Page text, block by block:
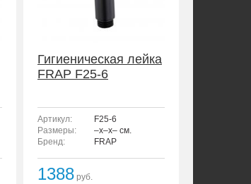
Гигиеническая лейка
FRAP F25-6
Артикул:
F25-6
Размеры:
–x–x– см.
Бренд:
FRAP
1388 руб.